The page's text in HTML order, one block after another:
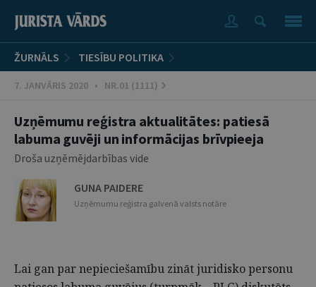
ŽURNĀLS TIESĪBU POLITIKA
7. JANVĀRIS 2020 • NR.01 (1111)
Uzņēmumu reģistra aktualitātes: patiesā
labuma guvēji un informācijas brīvpieeja
Droša uzņēmējdarbības vide
GUNA PAIDERE
Uzņēmumu reģistra galvenā valsts notāre
Lai gan par nepieciešamību zināt juridisko personu